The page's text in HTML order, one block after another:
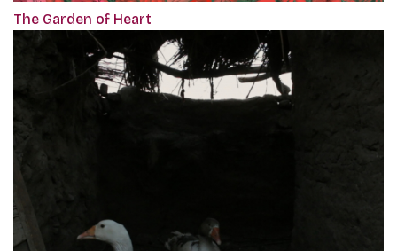
The Garden of Heart